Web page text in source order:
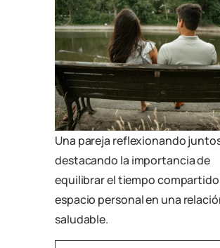
Una pareja reflexionando
destacando la importancia de
equilibrar el tiempo compartido
espacio personal en una
saludable.